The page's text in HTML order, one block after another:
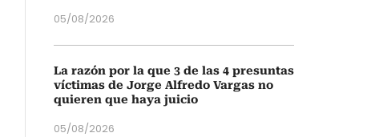
05/08/2026
La razón por la que 3 de las 4 presuntas
víctimas de Jorge Alfredo Vargas no
quieren que haya juicio
05/08/2026